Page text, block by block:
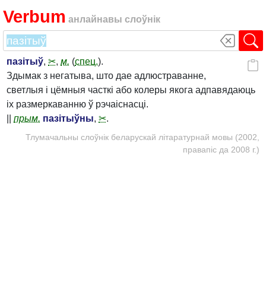
Verbum анлайнавы слоўнік
пазітыў, ✂, м. (спец.).
Здымак з негатыва, што дае адлюстраванне,
светлыя і цёмныя часткі або колеры якога адпавядаюць
іх размеркаванню ў рэчаіснасці.
прым. пазітыўны, ✂.
Тлумачальны слоўнік беларускай літаратурнай мовы (2002,
правапіс да 2008 г.)